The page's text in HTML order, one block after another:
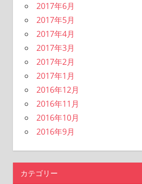
2017年6月
2017年5月
2017年4月
2017年3月
2017年2月
2017年1月
2016年12月
2016年11月
2016年10月
2016年9月
カテゴリー